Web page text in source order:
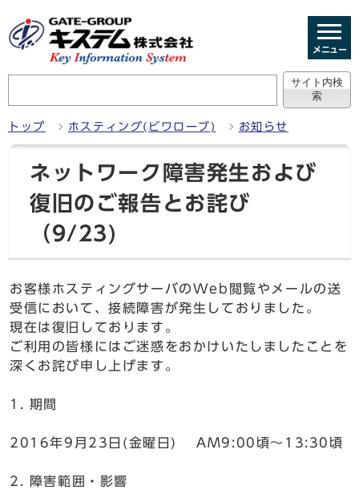
メニュー
トップ ホスティング(ビワローブ) お知らせ
ネットワーク障害発生および
復旧のご報告とお詫び
（9/23)
お客様ホスティングサーバのWeb閲覧やメールの送
受信において、接続障害が発生しておりました。
現在は復旧しております。
ご利用の皆様にはご迷惑をおかけいたしましたことを
深くお詫び申し上げます。
1. 期間
2016年9月23日(金曜日) AM9:00頃～13:30頃
2. 障害範囲・影響